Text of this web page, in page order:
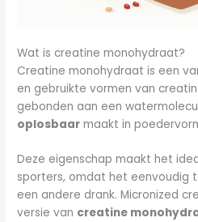
Wat is creatine monohydraat?
Creatine monohydraat is een
en gebruikte vormen van
gebonden aan een
oplosbaar maakt in
Deze eigenschap maakt het
sporters, omdat het eenvoudig
een andere drank. Micronized
versie van creatine